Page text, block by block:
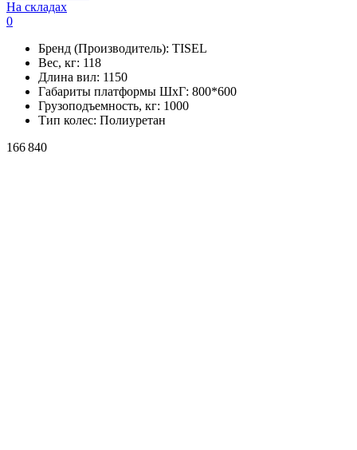
На складах
0
Бренд (Производитель): TISEL
Вес, кг: 118
Длина вил: 1150
Габариты платформы ШxГ: 800*600
Грузоподъемность, кг: 1000
Тип колес: Полиуретан
166 840